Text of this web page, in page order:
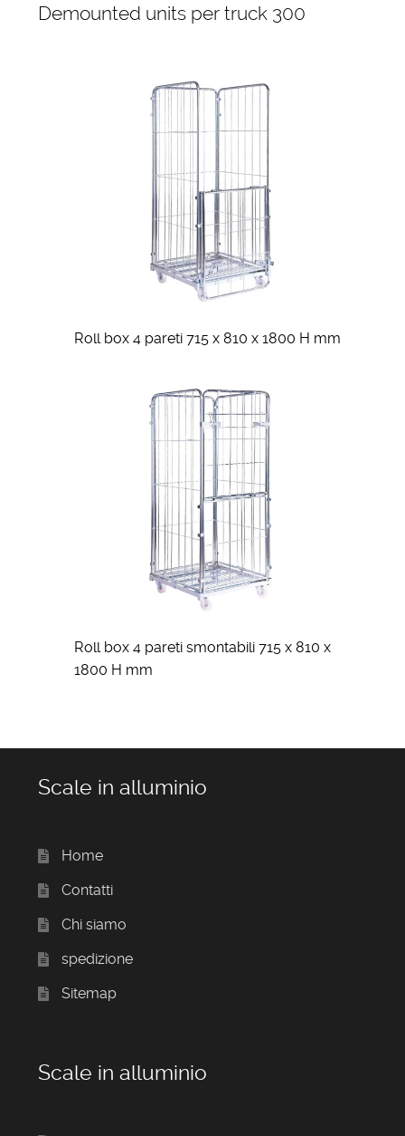
Demounted units per truck 300
Roll box 4 pareti 715 x 810 x 1800 H mm
Roll box 4 pareti smontabili 715 x 810 x
1800 H mm
Scale in alluminio
Home
Contatti
Chi siamo
spedizione
Sitemap
Scale in alluminio